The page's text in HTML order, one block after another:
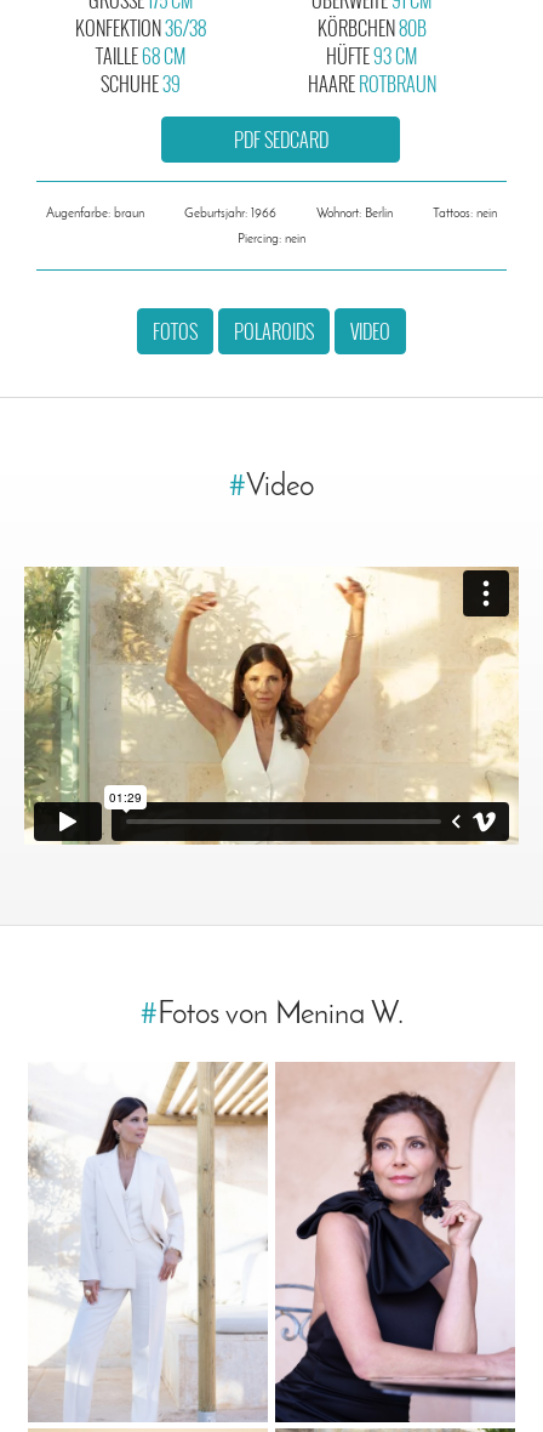
KONFEKTION36/38
KÖRBCHEN80B
TAILLE68 CM
SCHUHE39
HÜFTE93 CM
HAAREROTBRAUN
PDF SEDCARD
Augenfarbe: braun Geburtsjahr: 1966 Wohnort: Berlin
Tattoos: nein
Piercing: nein
FOTOS POLAROIDS VIDEO
#Video
# Fotos von Menina W.